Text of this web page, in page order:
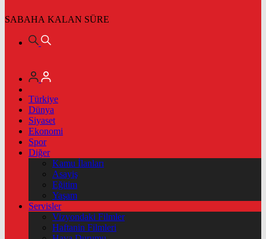
SABAHA KALAN SÜRE
Türkiye
Dünya
Siyaset
Ekonomi
Spor
Diğer
Kamu İlanları
Asayiş
Eğitim
Yaşam
Servisler
Vizyondaki Filmler
Haftanin Filmleri